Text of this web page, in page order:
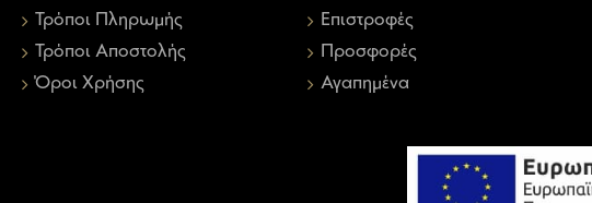
Τρόποι Πληρωμής
Τρόποι Αποστολής
Όροι Χρήσης
Επιστροφές
Προσφορές
Αγαπημένα